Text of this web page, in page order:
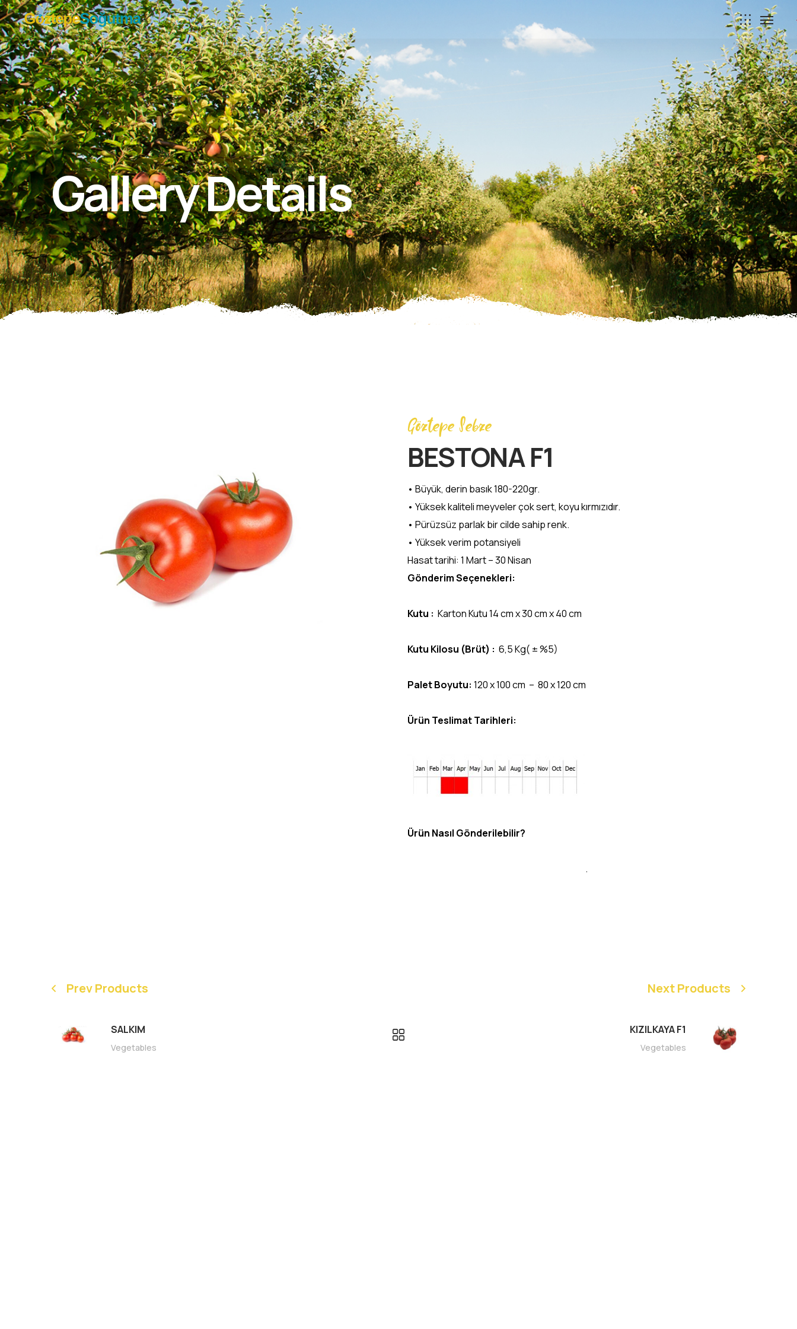
Gallery Details
Göztepe Sebze
BESTONA F1
• Büyük, derin basık 180-220gr.
• Yüksek kaliteli meyveler çok sert, koyu kırmızıdır.
• Pürüzsüz parlak bir cilde sahip renk.
• Yüksek verim potansiyeli
Hasat tarihi: 1 Mart – 30 Nisan
Gönderim Seçenekleri:
Kutu : Karton Kutu 14 cm x 30 cm x 40 cm
Kutu Kilosu (Brüt) : 6,5 Kg( ± %5)
Palet Boyutu: 120 x 100 cm – 80 x 120 cm
Ürün Teslimat Tarihleri:
Ürün Nasıl Gönderilebilir?
.
Prev Products
SALKIM
Vegetables
Next Products
KIZILKAYA F1
Vegetables